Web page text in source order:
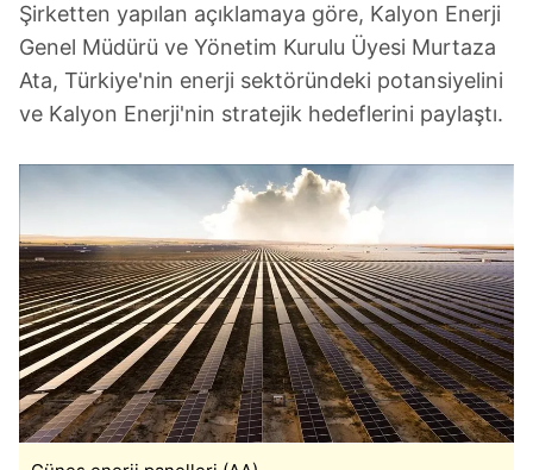
Şirketten yapılan açıklamaya göre, Kalyon Enerji
Genel Müdürü ve Yönetim Kurulu Üyesi Murtaza
Ata, Türkiye'nin enerji sektöründeki potansiyelini
ve Kalyon Enerji'nin stratejik hedeflerini paylaştı.